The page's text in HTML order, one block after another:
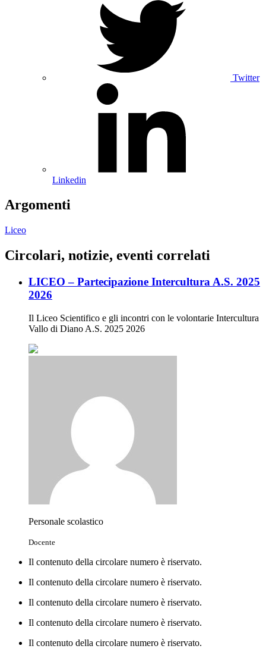
Twitter
Linkedin
Argomenti
Liceo
Circolari, notizie, eventi correlati
LICEO – Partecipazione Intercultura A.S. 2025
2026
Il Liceo Scientifico e gli incontri con le volontarie Intercultura
Vallo di Diano A.S. 2025 2026
Personale scolastico
Docente
Il contenuto della circolare numero è riservato.
Il contenuto della circolare numero è riservato.
Il contenuto della circolare numero è riservato.
Il contenuto della circolare numero è riservato.
Il contenuto della circolare numero è riservato.